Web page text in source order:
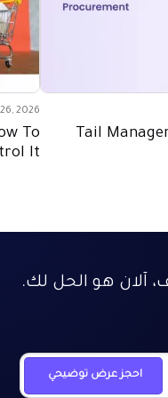
Tail
2026
To
It
آلان هو الحل لك.